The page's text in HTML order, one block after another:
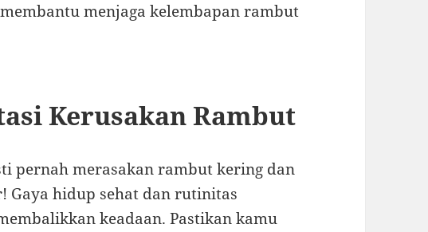
menjaga kelembapan rambut
Kerusakan Rambut
pernah merasakan rambut kering dan
Gaya hidup sehat dan rutinitas
keadaan. Pastikan kamu